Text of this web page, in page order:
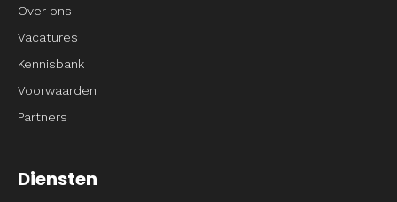
Over ons
Vacatures
Kennisbank
Voorwaarden
Partners
Diensten